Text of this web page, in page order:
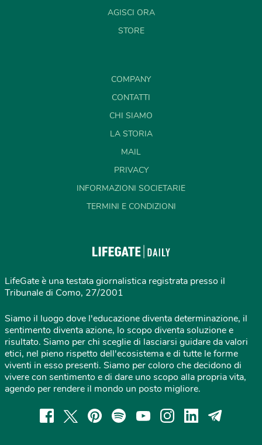
AGISCI ORA
STORE
COMPANY
CONTATTI
CHI SIAMO
LA STORIA
MAIL
PRIVACY
INFORMAZIONI SOCIETARIE
TERMINI E CONDIZIONI
LifeGate è una testata giornalistica registrata presso il
Tribunale di Como, 27/2001
Siamo il luogo dove l'educazione diventa determinazione, il
sentimento diventa azione, lo scopo diventa soluzione e
risultato. Siamo per chi sceglie di lasciarsi guidare da valori
etici, nel pieno rispetto dell'ecosistema e di tutte le forme
viventi in esso presenti. Siamo per coloro che decidono di
vivere con sentimento e di dare uno scopo alla propria vita,
agendo per rendere il mondo un posto migliore.